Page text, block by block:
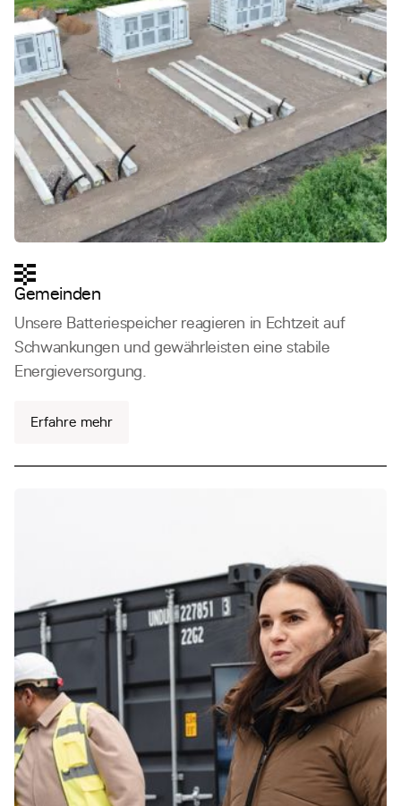
Gemeinden
Unsere Batteriespeicher reagieren in Echtzeit auf
Schwankungen und gewährleisten eine stabile
Energieversorgung.
Erfahre mehr